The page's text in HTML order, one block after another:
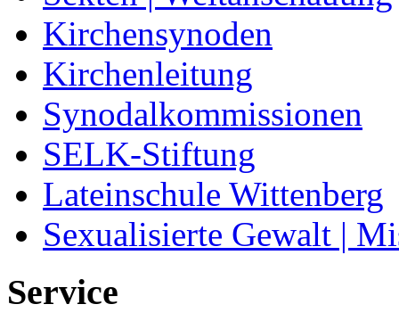
Kirchensynoden
Kirchenleitung
Synodalkommissionen
SELK-Stiftung
Lateinschule Wittenberg
Sexualisierte Gewalt |
Service